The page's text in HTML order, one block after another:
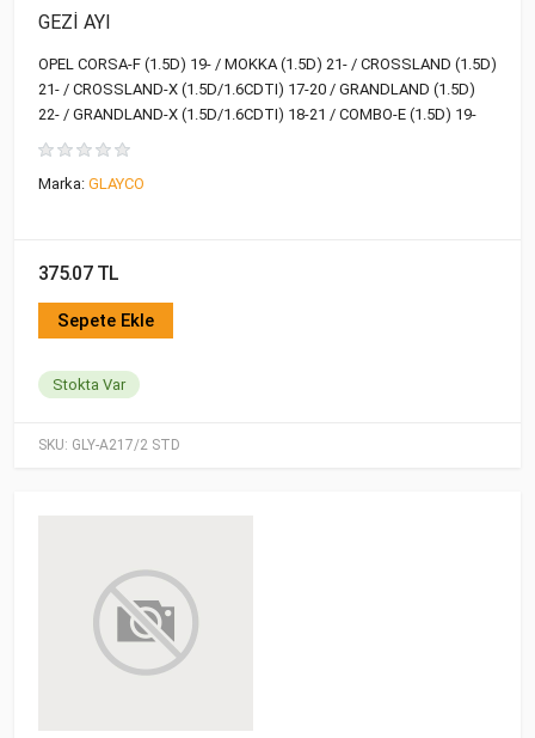
SKU: GLY-A217/2 STD
GEZİ AYI
OPEL CORSA-F (1.5D) 19- / MOKKA (1.5D) 21- / CROSSLAND (1.5D)
21- / CROSSLAND-X (1.5D/1.6CDTI) 17-20 / GRANDLAND (1.5D)
22- / GRANDLAND-X (1.5D/1.6CDTI) 18-21 / COMBO-E (1.5D) 19-
Marka: GLAYCO
375.07 TL
Sepete Ekle
Stokta Var